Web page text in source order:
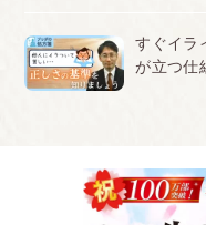
すぐイラ
が立つ仕